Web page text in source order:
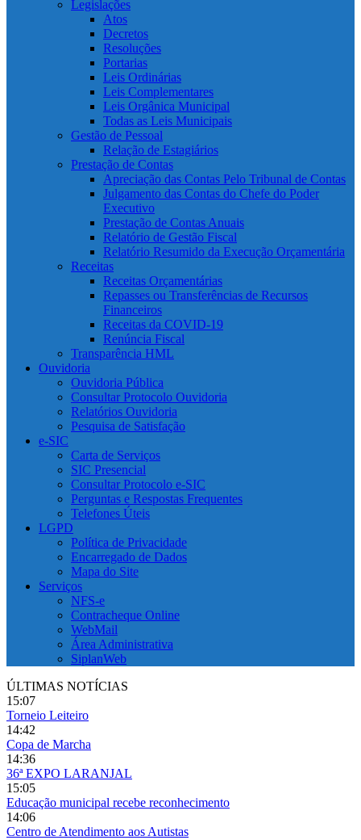
Legislações
Atos
Decretos
Resoluções
Portarias
Leis Ordinárias
Leis Complementares
Leis Orgânica Municipal
Todas as Leis Municipais
Gestão de Pessoal
Relação de Estagiários
Prestação de Contas
Apreciação das Contas Pelo Tribunal de Contas
Julgamento das Contas do Chefe do Poder
Executivo
Prestação de Contas Anuais
Relatório de Gestão Fiscal
Relatório Resumido da Execução Orçamentária
Receitas
Receitas Orçamentárias
Repasses ou Transferências de Recursos
Financeiros
Receitas da COVID-19
Renúncia Fiscal
Transparência HML
Ouvidoria
Ouvidoria Pública
Consultar Protocolo Ouvidoria
Relatórios Ouvidoria
Pesquisa de Satisfação
e-SIC
Carta de Serviços
SIC Presencial
Consultar Protocolo e-SIC
Perguntas e Respostas Frequentes
Telefones Úteis
LGPD
Política de Privacidade
Encarregado de Dados
Mapa do Site
Serviços
NFS-e
Contracheque Online
WebMail
Área Administrativa
SiplanWeb
ÚLTIMAS NOTÍCIAS
15:07
Torneio Leiteiro
14:42
Copa de Marcha
14:36
36ª EXPO LARANJAL
15:05
Educação municipal recebe reconhecimento
14:06
Centro de Atendimento aos Autistas